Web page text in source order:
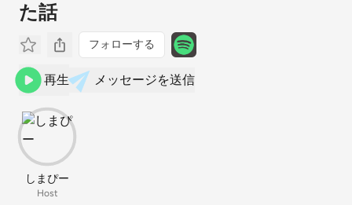
た話
フォローする
再生 メッセージを送信
しまぴー
Host